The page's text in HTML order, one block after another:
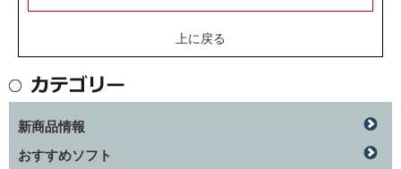
上に戻る
新商品情報
おすすめソフト